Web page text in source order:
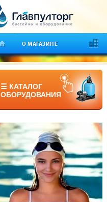
О МАГАЗИНЕ
☰ КАТАЛОГ
ОБОРУДОВАНИЯ